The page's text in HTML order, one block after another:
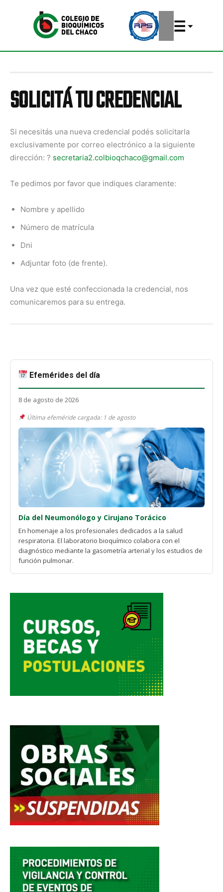
SOLICITÁ TU CREDENCIAL
Si necesitás una nueva credencial podés solicitarla
exclusivamente por correo electrónico a la siguiente
dirección: ? secretaria2.colbioqchaco@gmail.com
Te pedimos por favor que indiques claramente:
Nombre y apellido
Número de matrícula
Dni
Adjuntar foto (de frente).
Una vez que esté confeccionada la credencial, nos
comunicaremos para su entrega.
Efemérides del día
8 de agosto de 2026
Última efeméride cargada: 1 de agosto
Día del Neumonólogo y Cirujano Torácico
En homenaje a los profesionales dedicados a la salud
respiratoria. El laboratorio bioquímico colabora con el
diagnóstico mediante la gasometría arterial y los estudios de
función pulmonar.